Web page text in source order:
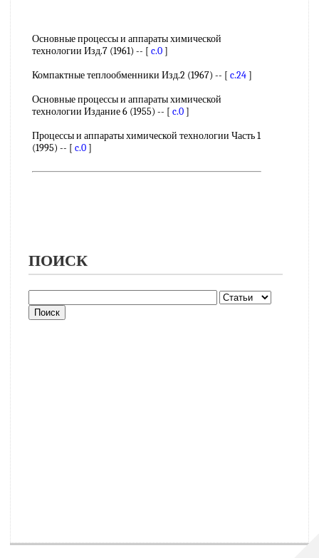
Основные процессы и аппараты химической
технологии Изд.7 (1961) -- [ c.0]
Компактные теплообменники Изд.2 (1967) -- [ c.24]
Основные процессы и аппараты химической
технологии Издание 6 (1955) -- [ c.0]
Процессы и аппараты химической технологии Часть 1
(1995) -- [ c.0]
ПОИСК